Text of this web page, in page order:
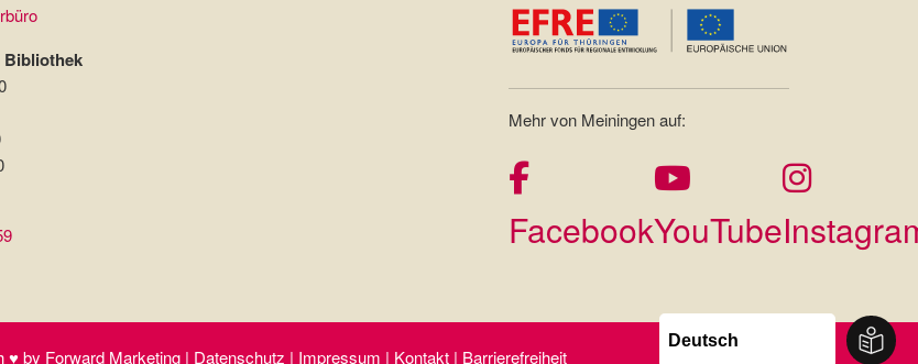
Mehr von Meiningen auf:
FacebookYouTube
♥ by Forward Marketing | Datenschutz | Impressum | Kontakt | Barrierefreiheit